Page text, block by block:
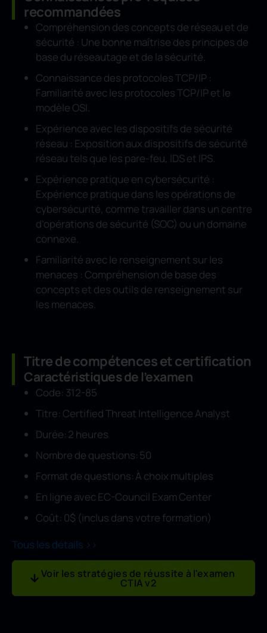
recommandées
Compréhension des concepts de réseau et de
sécurité : Une bonne maîtrise des principes de
base du réseautage et de la sécurité.
Connaissance des protocoles TCP/IP :
Familiarité avec les protocoles TCP/IP et le
modèle OSI.
Expérience avec les dispositifs de sécurité
réseau : Exposition aux dispositifs de sécurité
réseau tels que les pare-feu, IDS et IPS.
Expérience pratique en cybersécurité :
Expérience pratique dans les opérations de
cybersécurité, comme travailler dans un centre
d’opérations de sécurité (SOC) ou un domaine
connexe.
Familiarité avec le renseignement sur les
menaces : Compréhension de base des
concepts et des outils de renseignement sur
les menaces.
Titre de compétences et certification
Caractéristiques de l’examen
Code: 312-85
Titre: Certified Threat Intelligence Analyst
Durée: 2 heures
Nombre de questions: 50
Format de questions: À choix multiples
En ligne avec EC-Council Exam Center
Coût: 0$ (inclus dans votre formation)
Tous les détails >>
Voir les stratégies de réussite à l'examen
CTIA v2